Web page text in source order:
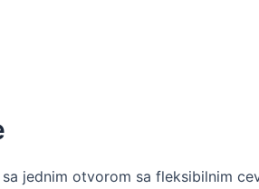
sa jednim otvorom sa fleksibilnim